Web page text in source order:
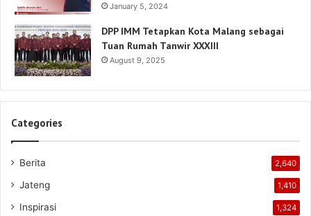
January 5, 2024
DPP IMM Tetapkan Kota Malang sebagai
Tuan Rumah Tanwir XXXIII
August 9, 2025
Categories
Berita 2,640
Jateng 1,410
Inspirasi 1,324